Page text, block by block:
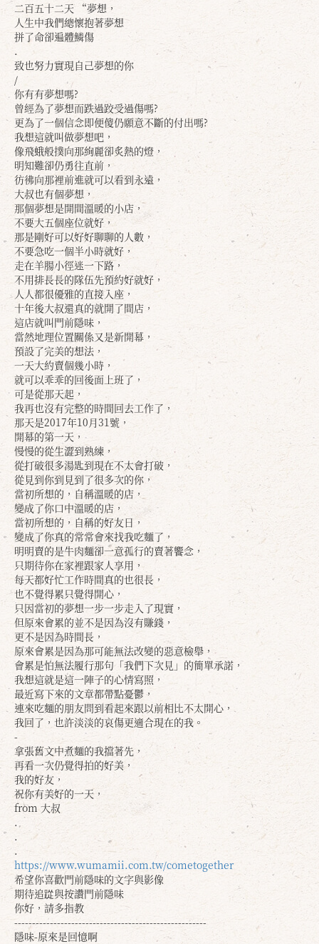
二百五十二天 “夢想，
人生中我們總懷抱著夢想
拼了命卻遍體鱗傷
.
致也努力實現自己夢想的你
/
你有有夢想嗎?
曾經為了夢想而跌過跤受過傷嗎?
更為了一個信念即便傻仍願意不斷的付出嗎?
我想這就叫做夢想吧，
像飛蛾般撲向那絢麗卻炙熱的燈，
明知難卻仍勇往直前，
彷彿向那裡前進就可以看到永遠，
大叔也有個夢想，
那個夢想是開間溫暖的小店，
不要大五個座位就好，
那是剛好可以好好聊聊的人數，
不要急吃一個半小時就好，
走在羊腸小徑迷一下路，
不用排長長的隊伍先預約好就好，
人人都很優雅的直接入座，
十年後大叔還真的就開了間店，
這店就叫門前隱味，
當然地理位置關係又是新開幕，
預設了完美的想法，
一天大約賣個幾小時，
就可以乖乖的回後面上班了，
可是從那天起，
我再也沒有完整的時間回去工作了，
那天是2017年10月31號，
開幕的第一天，
慢慢的從生澀到熟練，
從打破很多湯匙到現在不太會打破，
從見到你到見到了很多次的你，
當初所想的，自稱溫暖的店，
變成了你口中溫暖的店，
當初所想的，自稱的好友日，
變成了你真的常常會來找我吃麵了，
明明賣的是牛肉麵卻一意孤行的賣著饗念，
只期待你在家裡跟家人享用，
每天都好忙工作時間真的也很長，
也不覺得累只覺得開心，
只因當初的夢想一步一步走入了現實，
但原來會累的並不是因為沒有賺錢，
更不是因為時間長，
原來會累是因為那可能無法改變的惡意檢舉，
會累是怕無法履行那句「我們下次見」的簡單承諾，
我想這就是這一陣子的心情寫照，
最近寫下來的文章都帶點憂鬱，
連來吃麵的朋友問到看起來跟以前相比不太開心，
我回了，也許淡淡的哀傷更適合現在的我。
-
拿張舊文中煮麵的我擋著先，
再看一次仍覺得拍的好美，
我的好友，
祝你有美好的一天，
from 大叔
.
.
.
https://www.wumamii.com.tw/cometogether
希望你喜歡門前隱味的文字與影像
期待追踨與按讚門前隱味
你好，請多指教
------------------------------------------------------
隱味-原來是回憶啊
確定